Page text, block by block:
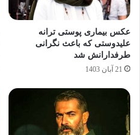
عکس بیماری پوستی ترانه
علیدوستی که باعث نگرانی
طرفدارانش شد
21 آبان 1403